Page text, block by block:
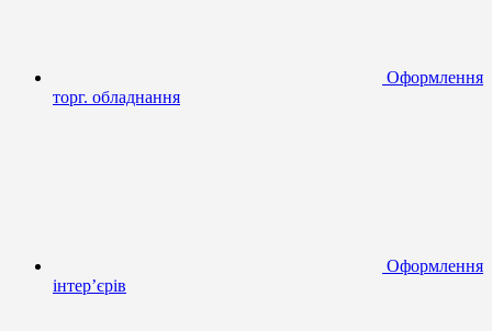
Оформлення
торг. обладнання
Оформлення
інтер’єрів